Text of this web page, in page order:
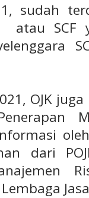
sudah
atau SCF
OJK
dari